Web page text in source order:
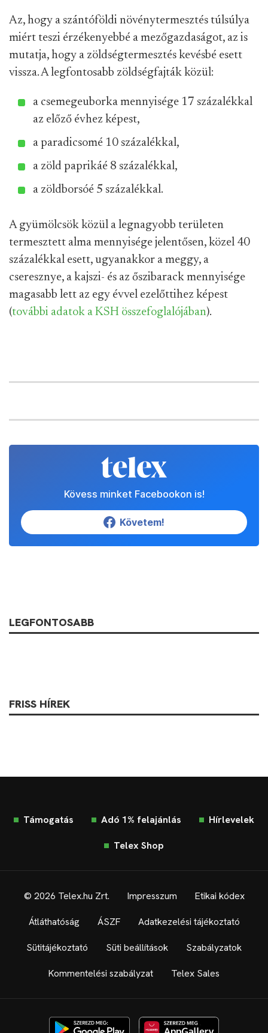
Az, hogy a szántóföldi növénytermesztés túlsúlya
miért teszi érzékenyebbé a mezőgazdaságot, az is
mutatja, hogy a zöldségtermesztés kevésbé esett
vissza. A legfontosabb zöldségfajták közül:
a csemegeuborka mennyisége 17 százalékkal
az előző évhez képest,
a paradicsomé 10 százalékkal,
a zöld paprikáé 8 százalékkal,
a zöldborsóé 5 százalékkal.
A gyümölcsök közül a legnagyobb területen
termesztett alma mennyisége jelentősen, közel 40
százalékkal esett, ugyanakkor a meggy, a
cseresznye, a kajszi- és az őszibarack mennyisége
magasabb lett az egy évvel ezelőttihez képest
(további adatok a KSH összefoglalójában).
Kövess minket Facebookon is!
Követem!
LEGFONTOSABB
FRISS HÍREK
Támogatás Adó 1% felajánlás Hírlevelek
Telex Shop
© 2026 Telex.hu Zrt. Impresszum Etikai kódex
Átláthatóság ÁSZF Adatkezelési tájékoztató
Sütitájékoztató Süti beállítások Szabályzatok
Kommentelési szabályzat Telex Sales